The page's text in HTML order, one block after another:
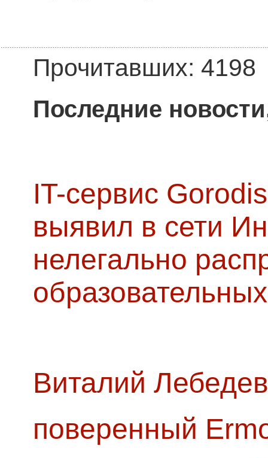
Прочитавших: 4198
Последние
IT-сервис
выявил в сети
нелегально
Виталий
поверенный